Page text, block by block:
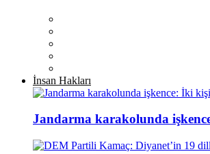
İnsan Hakları
Jandarma karakolunda